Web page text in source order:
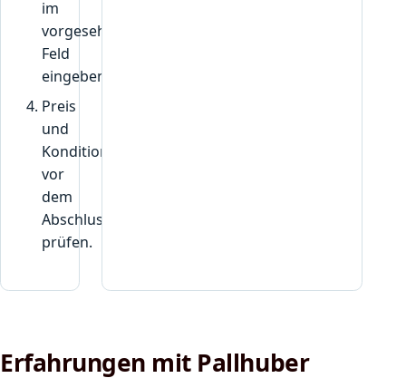
im
vorgesehenen
Feld
eingeben.
Preis
und
Konditionen
vor
dem
Abschluss
prüfen.
Erfahrungen mit Pallhuber